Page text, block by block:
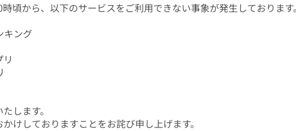
頃から、以下のサービスをご利用できない事象が発生しております
キング
します。
けしておりますことをお詫び申し上げます。